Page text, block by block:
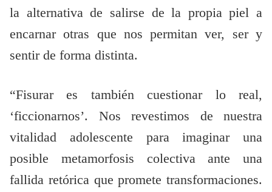
la alternativa de salirse de la propia piel a
encarnar otras que nos permitan ver, ser y
sentir de forma distinta.
“Fisurar es también cuestionar lo real,
‘ficcionarnos’. Nos revestimos de nuestra
vitalidad adolescente para imaginar una
posible metamorfosis colectiva ante una
fallida retórica que promete transformaciones.